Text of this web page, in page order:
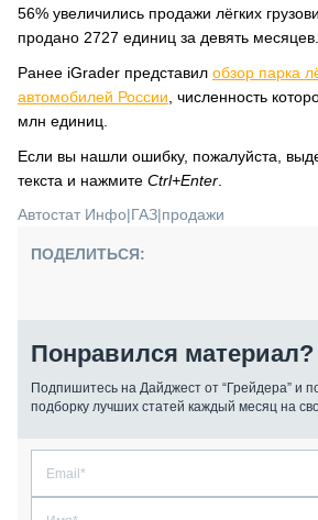
56% увеличились продажи лёгких
продано 2727 единиц за девять месяцев.
Ранее iGrader представил обзор парка
автомобилей России , численность
млн единиц.
Если вы нашли ошибку, пожалуйста,
текста и нажмите Ctrl+Enter
Автостат Инфо|ГАЗ|продажи
ПОДЕЛИТЬСЯ:
Понравился материал?
Подпишитесь на Дайджест от “Грейдера” и
подборку лучших статей каждый месяц на